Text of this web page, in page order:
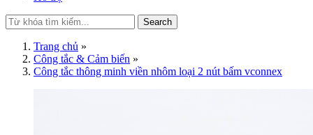
Search
Trang chủ »
Công tắc & Cảm biến »
Công tắc thông minh viền nhôm loại 2 nút bấm vconnex